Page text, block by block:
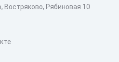
Рябиновая 10